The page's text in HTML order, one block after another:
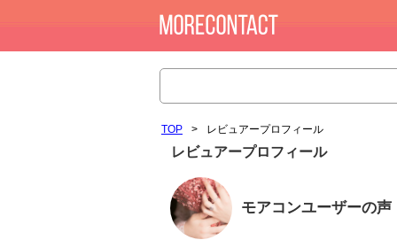
TOP > レビュアープロフィール
レビュアープロフィール
モアコンユーザーの声